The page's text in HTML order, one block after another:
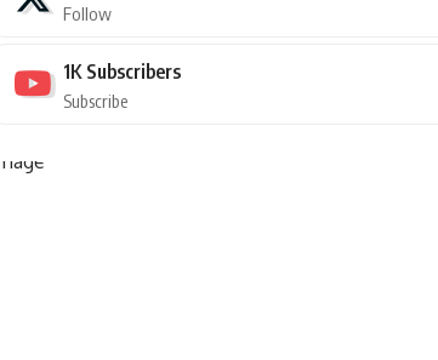
Follow
1K Subscribers
Subscribe